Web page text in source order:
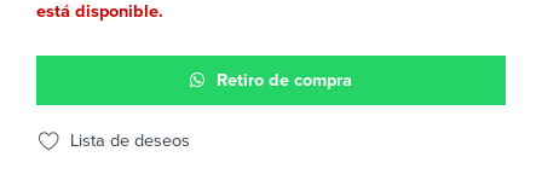
está disponible.
Retiro de compra
Lista de deseos